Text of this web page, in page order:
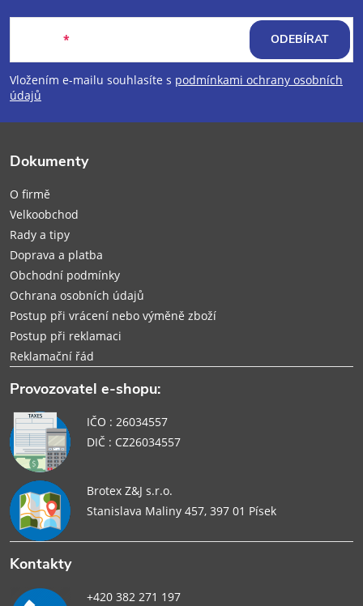
p
a
Vložením e-mailu souhlasíte s podmínkami ochrany osobních
údajů
ODEBÍRAT
Dokumenty
O firmě
Velkoobchod
Rady a tipy
Doprava a platba
Obchodní podmínky
Ochrana osobních údajů
Postup při vrácení nebo výměně zboží
Postup při reklamaci
Reklamační řád
Provozovatel e-shopu:
IČO : 26034557
DIČ : CZ26034557
Brotex Z&J s.r.o.
Stanislava Maliny 457, 397 01 Písek
Kontakty
+420 382 271 197